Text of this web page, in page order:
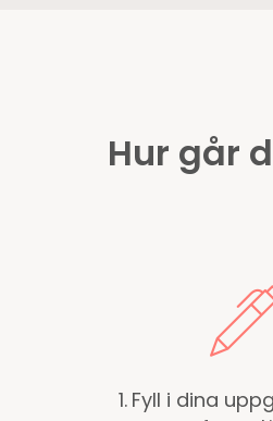
Hur går
1. Fyll i dina